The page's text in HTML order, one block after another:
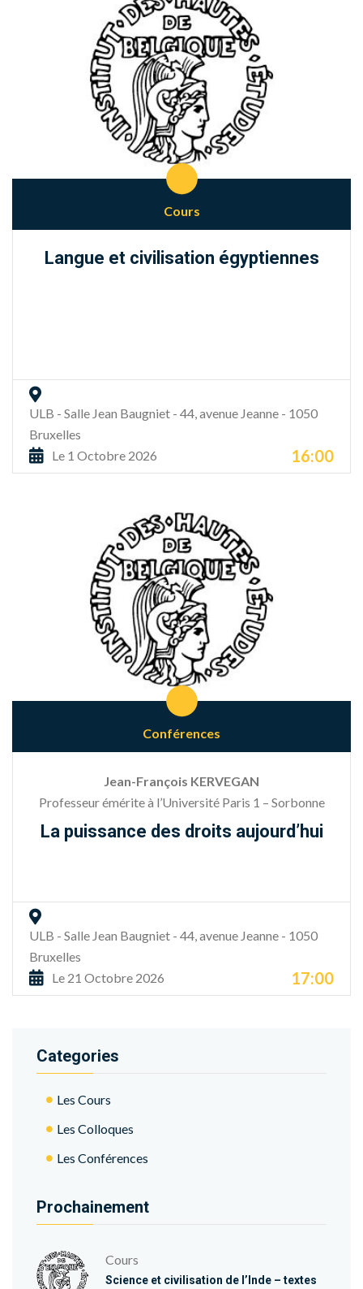
Cours
Langue et civilisation égyptiennes
ULB - Salle Jean Baugniet - 44, avenue Jeanne - 1050
Bruxelles
Le 1 Octobre 2026
16:00
Conférences
Jean-François KERVEGAN
Professeur émérite à l’Université Paris 1 – Sorbonne
La puissance des droits aujourd’hui
ULB - Salle Jean Baugniet - 44, avenue Jeanne - 1050
Bruxelles
Le 21 Octobre 2026
17:00
Categories
Les Cours
Les Colloques
Les Conférences
Prochainement
Cours
Science et civilisation de l’Inde – textes